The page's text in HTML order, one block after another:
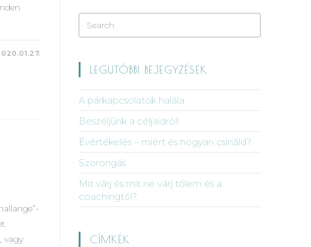
vagy
LEGUTÓBBI BEJEGYZÉSEK
A párkapcsolatok halála
Beszéljünk a céljaidról!
Évértékelés – miért és hogyan csináld?
Szorongás
Mit várj és mit ne várj tőlem és a
coachingtól?
CÍMKÉK